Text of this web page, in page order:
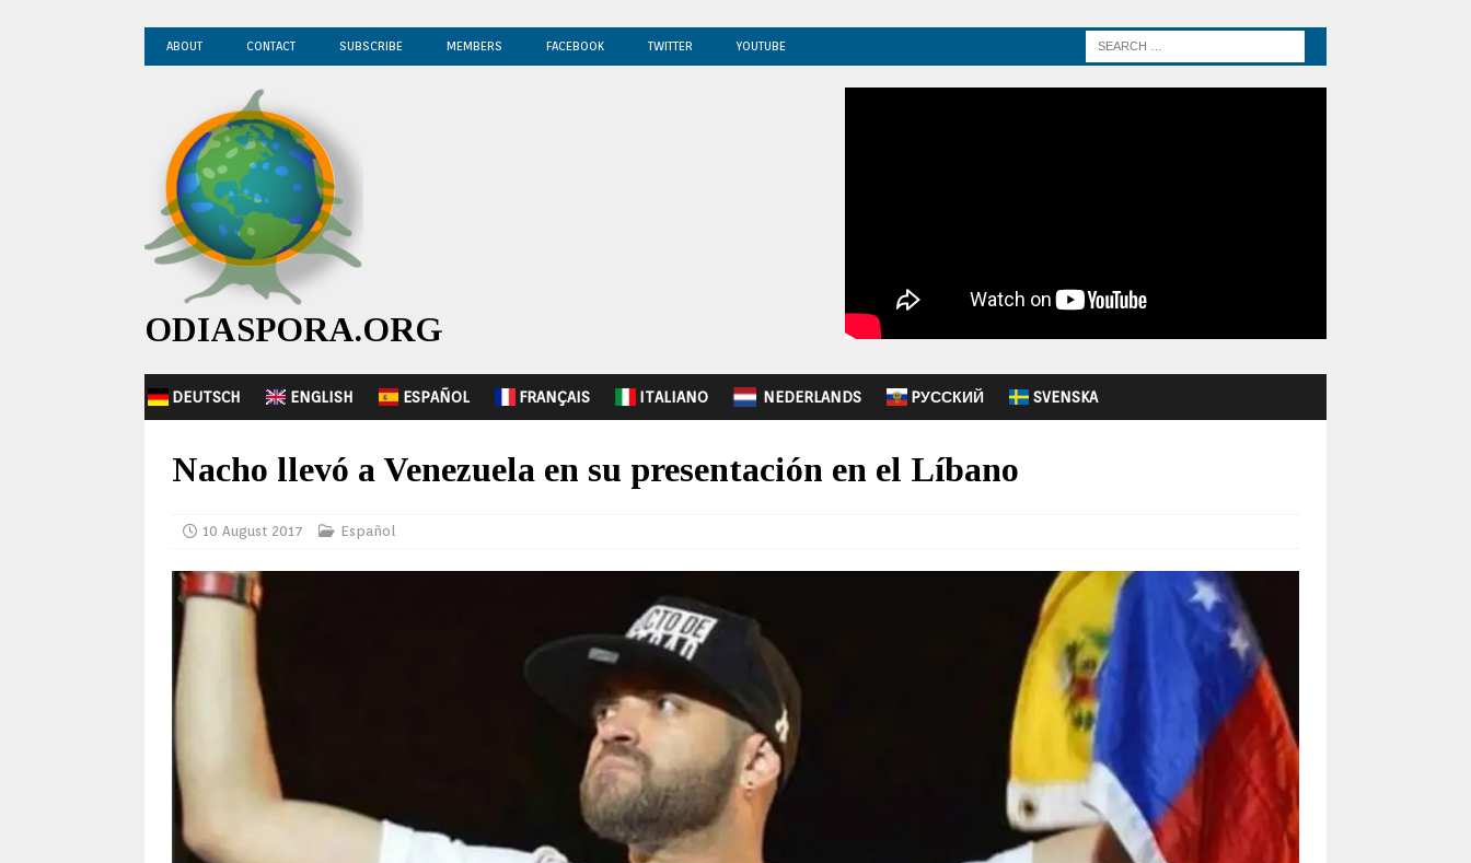
ABOUT CONTACT SUBSCRIBE MEMBERS FACEBOOK TWITTER YOUTUBE
ODIASPORA.ORG
DEUTSCH ENGLISH ESPAÑOL FRANÇAIS ITALIANO NEDERLANDS PУССКИЙ SVENSKA
Nacho llevó a Venezuela en su presentación en el Líbano
10 August 2017 Español